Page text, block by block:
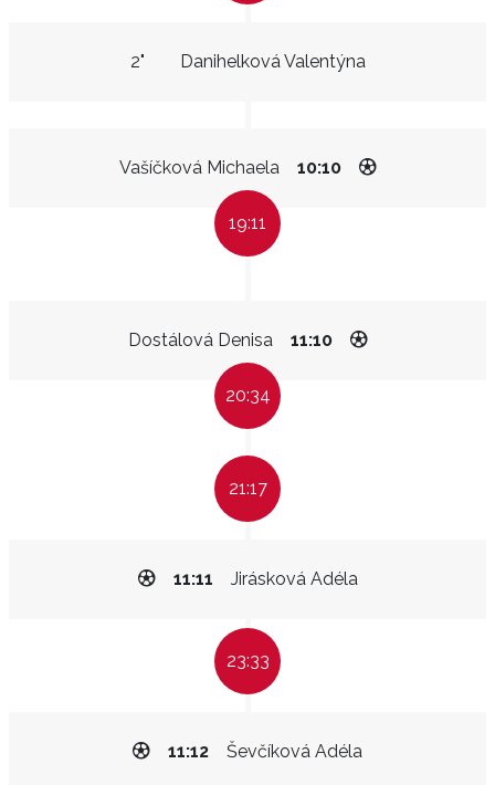
Danihelková Valentýna
2"
Vašíčková Michaela 10:10
19:11
Dostálová Denisa 11:10
20:34
21:17
Jirásková Adéla
11:11
23:33
Ševčíková Adéla
11:12